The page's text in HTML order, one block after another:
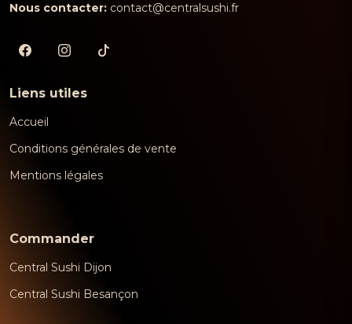
Nous contacter: contact@centralsushi.fr
Liens utiles
Accueil
Conditions générales de vente
Mentions légales
Commander
Central Sushi Dijon
Central Sushi Besançon